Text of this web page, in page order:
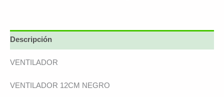
Descripción
VENTILADOR
VENTILADOR 12CM NEGRO